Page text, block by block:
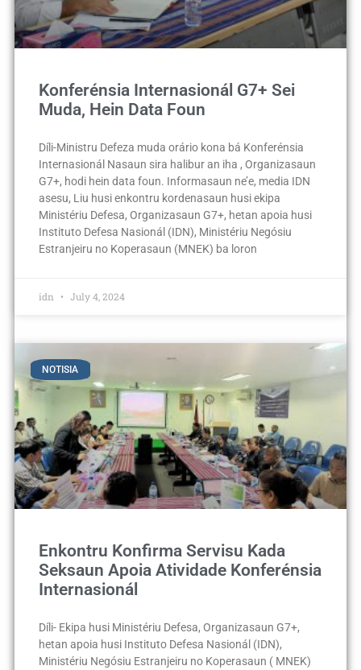
Konferénsia Internasionál G7+ Sei
Muda, Hein Data Foun
Díli-Ministru Defeza muda orário kona bá Konferénsia
Internasionál Nasaun sira halibur an iha , Organizasaun
G7+, hodi hein data foun. Informasaun ne’e, media IDN
asesu, Liu husi enkontru kordenasaun husi ekipa
Ministériu Defesa, Organizasaun G7+, hetan apoia husi
Instituto Defesa Nasionál (IDN), Ministériu Negósiu
Estranjeiru no Koperasaun (MNEK) ba loron
idn July 4, 2024
NOTISIA
Enkontru Konfirma Servisu Kada
Seksaun Apoia Atividade Konferénsia
Internasionál
Díli- Ekipa husi Ministériu Defesa, Organizasaun G7+,
hetan apoia husi Instituto Defesa Nasionál (IDN),
Ministériu Negósiu Estranjeiru no Koperasaun ( MNEK)